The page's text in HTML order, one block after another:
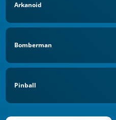
Arkanoid
Bomberman
Pinball